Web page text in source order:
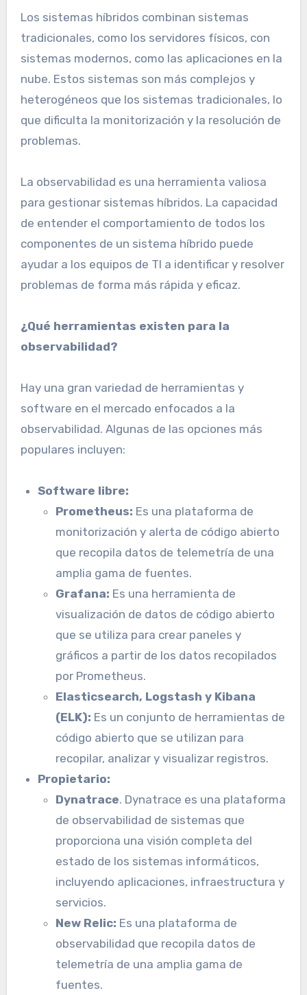
Los sistemas híbridos combinan sistemas
tradicionales, como los servidores físicos, con
sistemas modernos, como las aplicaciones en la
nube. Estos sistemas son más complejos y
heterogéneos que los sistemas tradicionales, lo
que dificulta la monitorización y la resolución de
problemas.
La observabilidad es una herramienta valiosa
para gestionar sistemas híbridos. La capacidad
de entender el comportamiento de todos los
componentes de un sistema híbrido puede
ayudar a los equipos de TI a identificar y resolver
problemas de forma más rápida y eficaz.
¿Qué herramientas existen para la
observabilidad?
Hay una gran variedad de herramientas y
software en el mercado enfocados a la
observabilidad. Algunas de las opciones más
populares incluyen:
Software libre:
Prometheus: Es una plataforma de
monitorización y alerta de código abierto
que recopila datos de telemetría de una
amplia gama de fuentes.
Grafana: Es una herramienta de
visualización de datos de código abierto
que se utiliza para crear paneles y
gráficos a partir de los datos recopilados
por Prometheus.
Elasticsearch, Logstash y Kibana
(ELK): Es un conjunto de herramientas de
código abierto que se utilizan para
recopilar, analizar y visualizar registros.
Propietario:
Dynatrace. Dynatrace es una plataforma
de observabilidad de sistemas que
proporciona una visión completa del
estado de los sistemas informáticos,
incluyendo aplicaciones, infraestructura y
servicios.
New Relic: Es una plataforma de
observabilidad que recopila datos de
telemetría de una amplia gama de
fuentes.